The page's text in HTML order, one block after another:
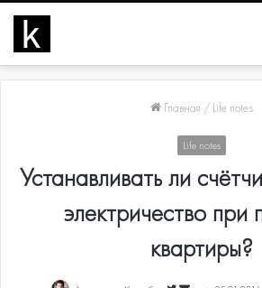
Главная / Life notes
Life notes
Устанавливать ли
электричество при
квартиры?